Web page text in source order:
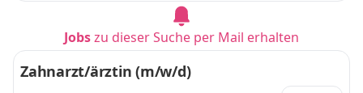
Jobszu dieser Suche per Mail erhalten
Zahnarzt/ärztin (m/w/d)